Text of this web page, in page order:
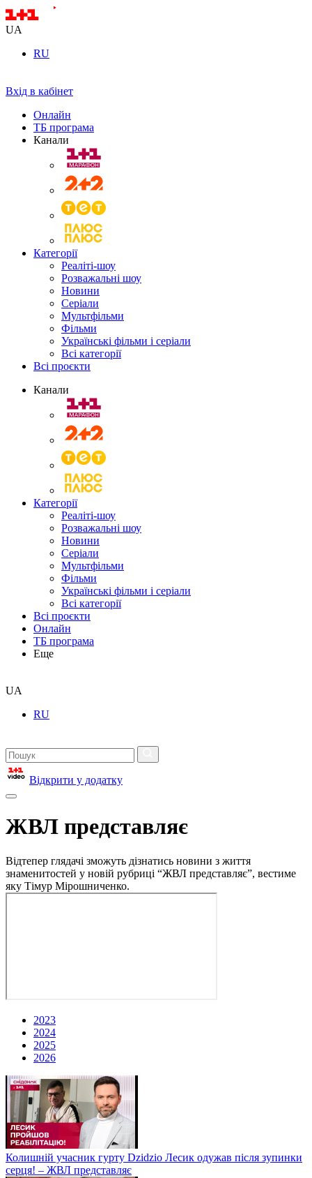
UA
RU
Вхід в кабінет
Онлайн
ТБ програма
Канали
Категорії
Реаліті-шоу
Розважальні шоу
Новини
Серіали
Мультфільми
Фільми
Українські фільми і серіали
Всі категорії
Всі проєкти
Канали
Категорії
Реаліті-шоу
Розважальні шоу
Новини
Серіали
Мультфільми
Фільми
Українські фільми і серіали
Всі категорії
Всі проєкти
Онлайн
ТБ програма
Еще
UA
RU
Відкрити у додатку
ЖВЛ представляє
Відтепер глядачі зможуть дізнатись новини з життя
знаменитостей у новій рубриці “ЖВЛ представляє”, вестиме
яку Тімур Мірошниченко.
2023
2024
2025
2026
Колишній учасник гурту Dzidzio Лесик одужав після зупинки
серця! – ЖВЛ представляє